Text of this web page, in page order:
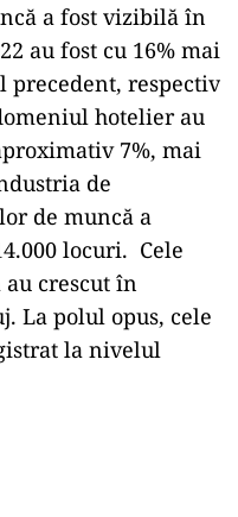
a fost vizibilă în
au fost cu 16% mai
respectiv
hotelier au
7%, mai
de
de muncă a
locuri. Cele
crescut în
La polul opus, cele
la nivelul